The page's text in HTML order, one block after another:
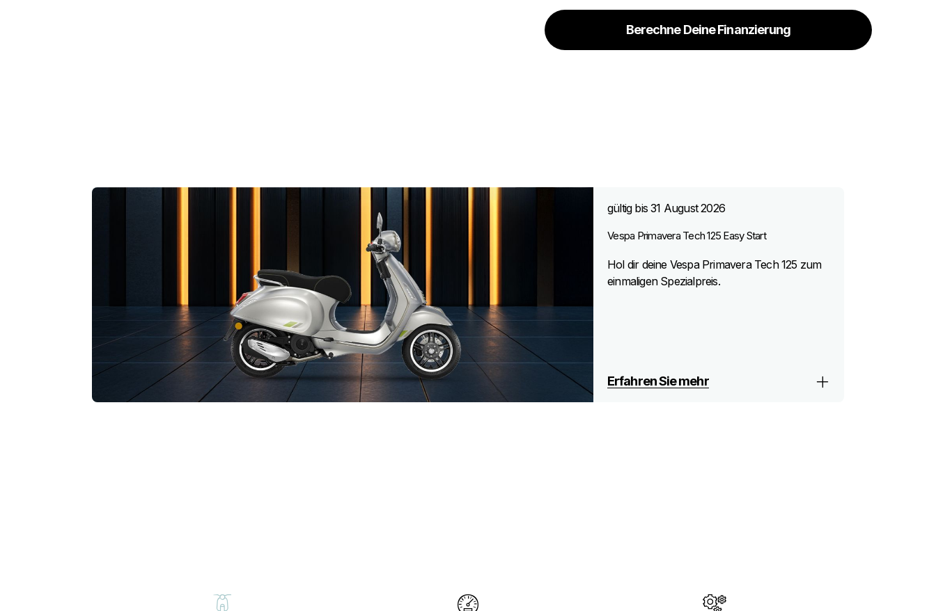
Vespa PrimaveraBerechne Deine Finanzierung
gültig bis 31 August 2026
Vespa Primavera Tech 125 Easy Start
Hol dir deine Vespa Primavera Tech 125 zum
einmaligen Spezialpreis.
Erfahren Sie mehr